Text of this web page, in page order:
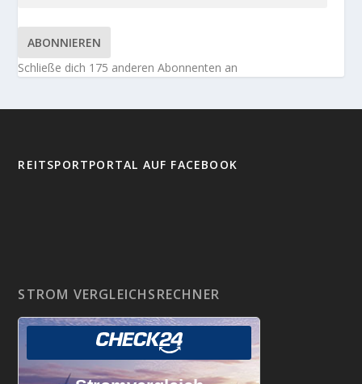
ABONNIEREN
Schließe dich 175 anderen Abonnenten an
REITSPORTPORTAL AUF FACEBOOK
STROM VERGLEICHSRECHNER